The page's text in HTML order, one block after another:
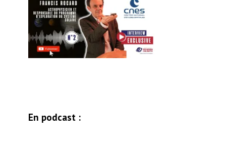
En podcast :